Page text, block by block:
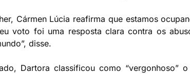
Cármen Lúcia reafirma que estamos
voto foi uma resposta clara contra os
disse.
Dartora classificou como “vergonhoso”